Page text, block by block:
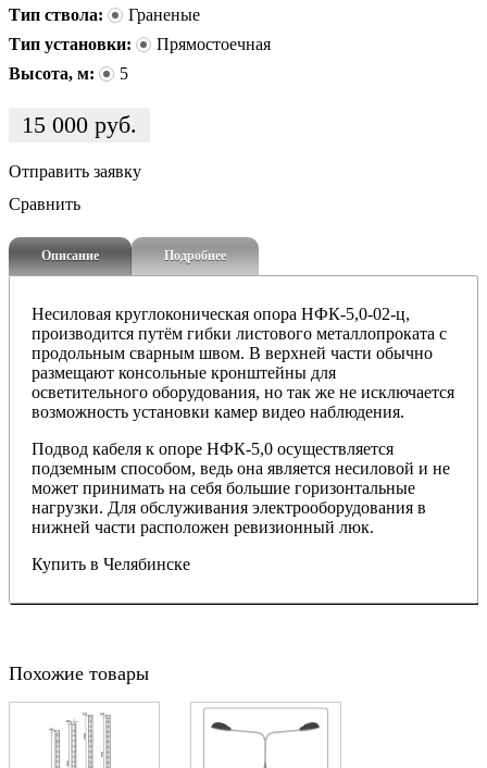
Тип ствола:
Граненые
Тип установки:
Прямостоечная
Высота, м:
5
15 000 руб.
Отправить заявку
Сравнить
Описание Подробнее
Несиловая круглоконическая опора НФК-5,0-02-ц,
производится путём гибки листового металлопроката с
продольным сварным швом. В верхней части обычно
размещают консольные кронштейны для
осветительного оборудования, но так же не исключается
возможность установки камер видео наблюдения.
Подвод кабеля к опоре НФК-5,0 осуществляется
подземным способом, ведь она является несиловой и не
может принимать на себя большие горизонтальные
нагрузки. Для обслуживания электрооборудования в
нижней части расположен ревизионный люк.
Купить в Челябинске
Похожие товары